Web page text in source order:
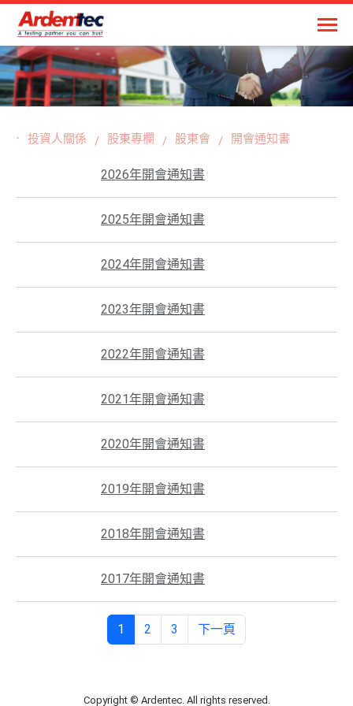
投資人關係 股東專欄 股東會 開會通知書
2026年開會通知書
2025年開會通知書
2024年開會通知書
2023年開會通知書
2022年開會通知書
2021年開會通知書
2020年開會通知書
2019年開會通知書
2018年開會通知書
2017年開會通知書
1 2 3 下一頁
Copyright © Ardentec. All rights reserved.